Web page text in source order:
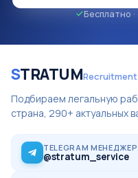
Бесплатно
STRATUMRecruitment
Подбираем легальную
страна, 290+ актуальных
TELEGRAM
@stratum_service